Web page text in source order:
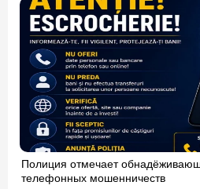
Полиция отмечает
телефонных мошенничеств